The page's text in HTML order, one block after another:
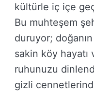
kültürle iç içe
Bu muhteşem
duruyor;
sakin köy hayatı
ruhunuzu
gizli